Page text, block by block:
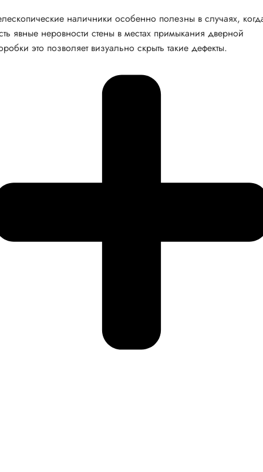
наличники особенно полезны в случаях,
явные неровности стены в местах примыкания дверной
это позволяет визуально скрыть такие дефекты.